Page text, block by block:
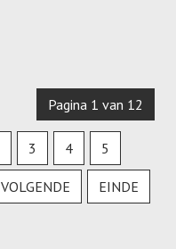
Pagina 1 van 12
3 4 5
VOLGENDE EINDE